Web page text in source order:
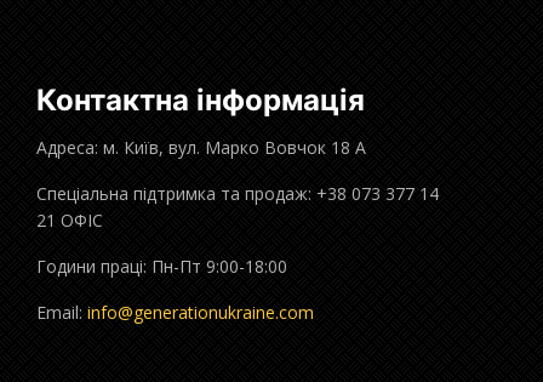
Контактна інформація
Адреса: м. Київ, вул. Марко Вовчок 18 А
Спеціальна підтримка та продаж: +38 073 377 14
21 ОФІС
Години праці: Пн-Пт 9:00-18:00
Email: info@generationukraine.com